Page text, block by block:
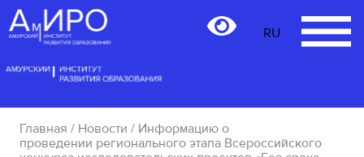
RU
Главная / Новости / Информацию о
проведении регионального этапа Всероссийского